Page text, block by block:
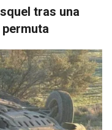
tras una